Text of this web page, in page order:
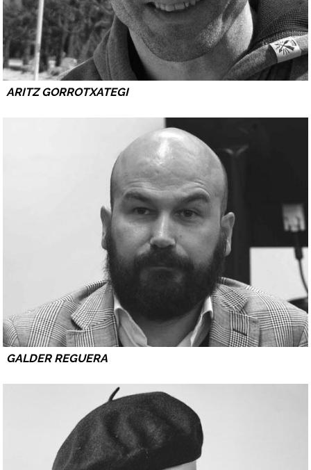
ARITZ GORROTXATEGI
GALDER REGUERA